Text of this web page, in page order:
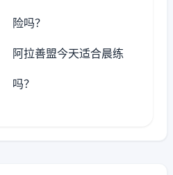
险吗？
阿拉善盟今天适合晨练
吗？